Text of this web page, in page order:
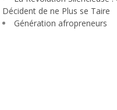
Décident de ne Plus se Taire
Génération afropreneurs